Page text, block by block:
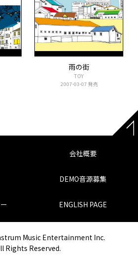
雨の街
TOY
2007-03-07 発売
会社概要
DEMO音源募集
ENGLISH PAGE
Music Entertainment Inc.
Rights Reserved.